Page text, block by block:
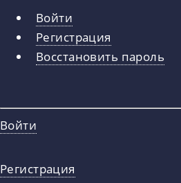
Главные
вкладки
Войти
Регистрация
Восстановить пароль
Войти
Регистрация